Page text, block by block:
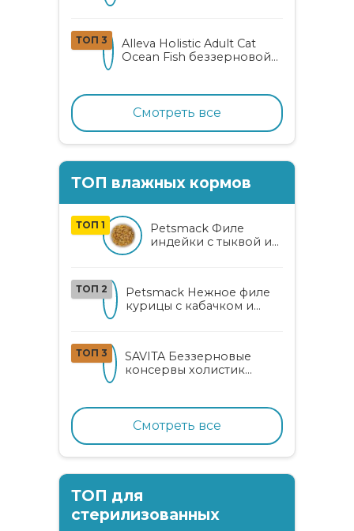
ТОП 3
Alleva Holistic Adult Cat
Ocean Fish беззерновой
рыбой, коноплей и алоэ
вера
Смотреть все
ТОП влажных кормов
ТОП 1
Petsmack Филе
индейки с тыквой и
ТОП 2
Petsmack Нежное филе
курицы с кабачком и
ТОП 3
SAVITA Беззерновые
консервы холистик
Смотреть все
ТОП для
стерилизованных